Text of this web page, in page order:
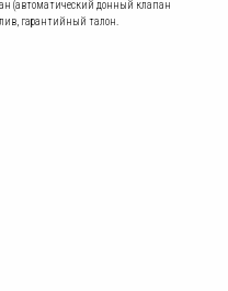
(автоматический донный клапан
гарантийный талон.